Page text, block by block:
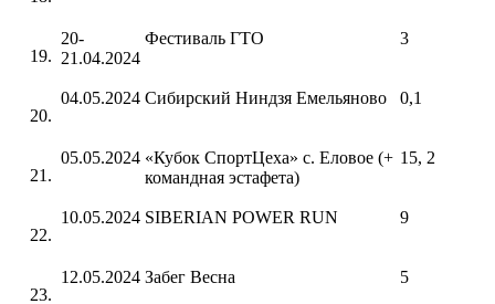
20-
21.04.2024
Фестиваль ГТО 3
04.05.2024 Сибирский Ниндзя Емельяново 0,1
05.05.2024 «Кубок СпортЦеха» с. Еловое (+
командная эстафета)
15, 2
10.05.2024 SIBERIAN POWER RUN 9
12.05.2024 Забег Весна 5